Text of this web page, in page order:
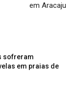
em Aracaju
sofreram
em praias de